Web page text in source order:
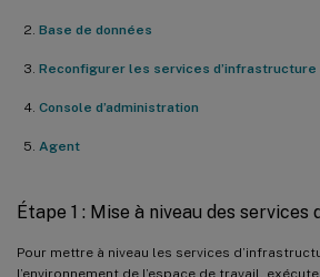
Base de données
Reconfigurer les services d’infrastructure
Console d’administration
Agent
Étape 1 : Mise à niveau des
Pour mettre à niveau les services
l’environnement de l’espace de travail,